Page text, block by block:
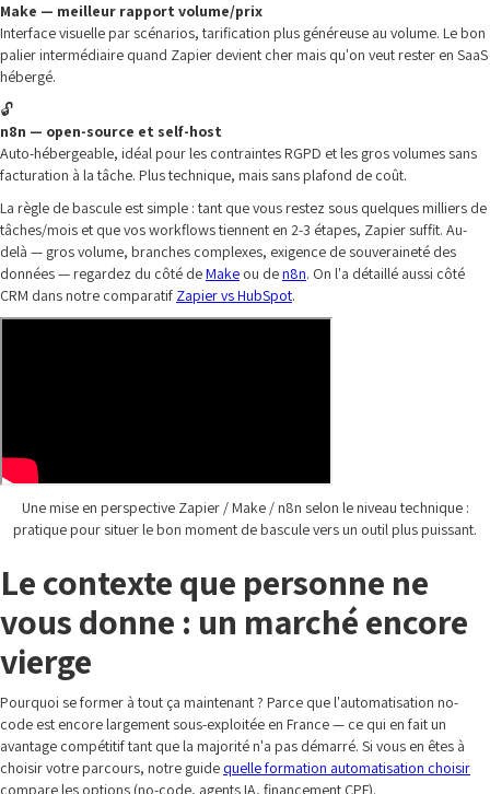
Make — meilleur rapport volume/prix
Interface visuelle par scénarios, tarification plus généreuse au volume. Le bon
palier intermédiaire quand Zapier devient cher mais qu'on veut rester en SaaS
hébergé.
🔓
n8n — open-source et self-host
Auto-hébergeable, idéal pour les contraintes RGPD et les gros volumes sans
facturation à la tâche. Plus technique, mais sans plafond de coût.
La règle de bascule est simple : tant que vous restez sous quelques milliers de
tâches/mois et que vos workflows tiennent en 2-3 étapes, Zapier suffit. Au-
delà — gros volume, branches complexes, exigence de souveraineté des
données — regardez du côté deMake ou den8n. On l'a détaillé aussi côté
CRM dans notre comparatif Zapier vs HubSpot.
Une mise en perspective Zapier / Make / n8n selon le niveau technique :
pratique pour situer le bon moment de bascule vers un outil plus puissant.
Le contexte que personne ne
vous donne : un marché encore
vierge
Pourquoi se former à tout ça maintenant ? Parce que l'automatisation no-
code est encore largement sous-exploitée en France — ce qui en fait un
avantage compétitif tant que la majorité n'a pas démarré. Si vous en êtes à
choisir votre parcours, notre guide quelle formation automatisation choisir
compare les options (no-code, agents IA, financement CPF).